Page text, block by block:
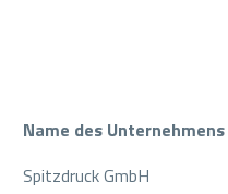
Name des Unternehmens
Spitzdruck GmbH